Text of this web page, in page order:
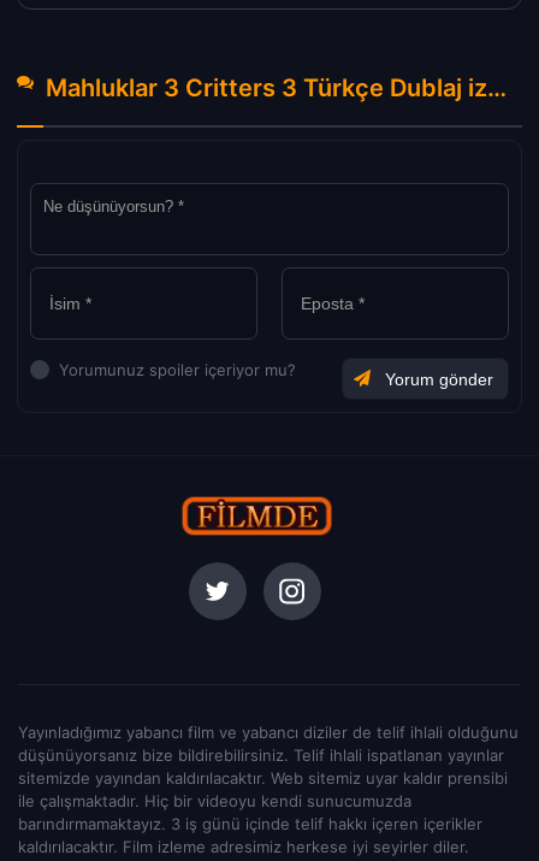
Mahluklar 3 Critters 3 Türkçe Dublaj izle (1991) Hakkında Yorumlar
Yorumunuz spoiler içeriyor mu?
Yayınladığımız yabancı film ve yabancı diziler de telif ihlali olduğunu
düşünüyorsanız bize bildirebilirsiniz. Telif ihlali ispatlanan yayınlar
sitemizde yayından kaldırılacaktır. Web sitemiz uyar kaldır prensibi
ile çalışmaktadır. Hiç bir videoyu kendi sunucumuzda
barındırmamaktayız. 3 iş günü içinde telif hakkı içeren içerikler
kaldırılacaktır. Film izleme adresimiz herkese iyi seyirler diler.